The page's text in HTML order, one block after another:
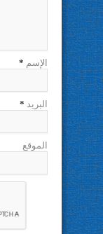
الإسم *
البريد *
الموقع